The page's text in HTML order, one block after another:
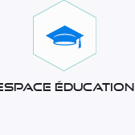
éducation